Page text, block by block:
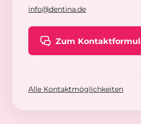
info@dentina.de
Zum
Alle Kontaktmöglichkeiten